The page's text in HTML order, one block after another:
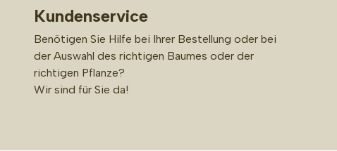
Kundenservice
Benötigen Sie Hilfe bei Ihrer Bestellung oder bei
der Auswahl des richtigen Baumes oder der
richtigen Pflanze?
Wir sind für Sie da!